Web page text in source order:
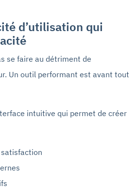
d’utilisation qui
se faire au détriment de
Un outil performant est avant tout
intuitive qui permet de créer